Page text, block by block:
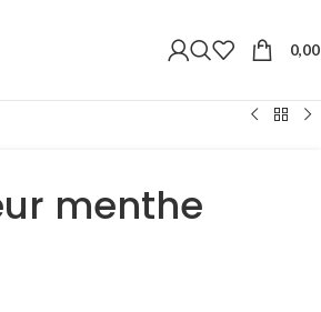
menthe